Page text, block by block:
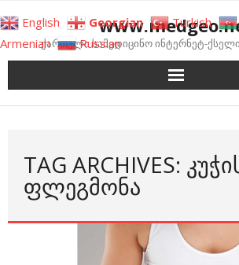
to
contentქართული სამედიცინო ინტერნეტ-
TAG ARCHIVES:
ᲤᲚᲔᲒᲛᲝᲜᲐ
English Georgian Turkish
Armenian
Russian